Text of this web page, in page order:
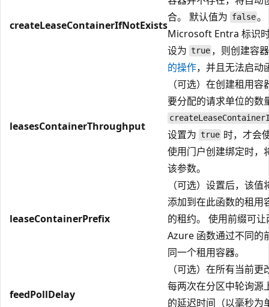
createLeaseContainerIfNotExists
合。 默认值为 false
Microsoft Entra 标识
设为 true ，则创建容
的操作，并且无法启动
leasesContainerThroughput
（可选）在创建租用容
要分配的请求单位的数
设置为 true 时，才会
使用门户创建绑定时，
该参数。
leaseContainerPrefix
（可选）设置后，该值
添加到在此函数的租用
的租约。 使用前缀可
Azure 函数通过不同的
同一个租用容器。
feedPollDelay
（可选）在所有当前更
每两次在分区中轮询源
的延迟时间（以毫秒为